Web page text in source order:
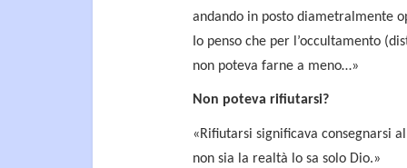
andando in posto diametralmente
Io penso che per l’occultamento
non poteva farne a meno…»
Non poteva rifiutarsi?
«Rifiutarsi significava consegnarsi
non sia la realtà lo sa solo Dio.»